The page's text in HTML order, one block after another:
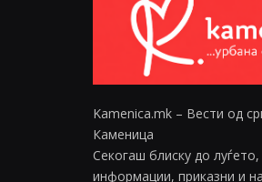
Kamenica.mk – Вести од
Каменица
Секогаш блиску до луѓето,
информации, приказни и